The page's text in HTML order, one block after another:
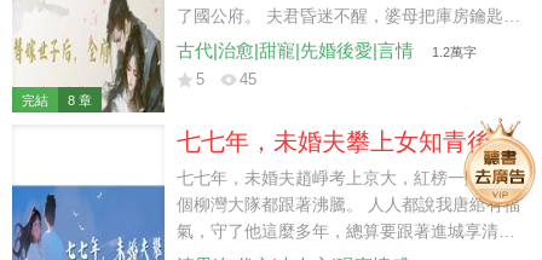
完結 8 章
了國公府。 夫君昏迷不醒，婆母把庫房鑰匙交
給我，小姑子天天往我房裡送點心，我的日子
過得比在姜家舒坦太多。 我坐在謝觀瀾床邊打
不好了，你說我如果守寡了是不是能拿到很多
錢啊？」 床上的人聽了許久，醒來便攥住我的
手：「姜蒔蘿，你是不是天天盼著我出殯？」
姐姐在太子府碰了壁，又鬧著要換回婚約。 我
正想請人送客，謝觀瀾已經站到了我身邊。
古代|治愈|甜寵|先婚後愛|言情 1.2萬字
5 45
七七年，未婚夫攀上女知青後，
我退了婚
七七年，未婚夫趙崢考上京大，紅榜一貼，整
個柳灣大隊都跟著沸騰。 人人都說我唐綰有福
氣，守了他這麼多年，總算要跟著進城享清